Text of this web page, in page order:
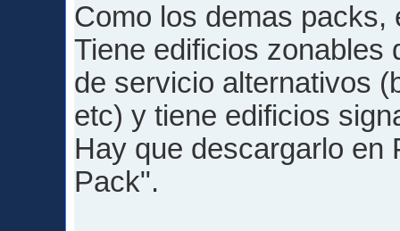
Como los demas packs,
Tiene edificios zonables
de servicio alternativos
etc) y tiene edificios
Hay que descargarlo en
Pack".